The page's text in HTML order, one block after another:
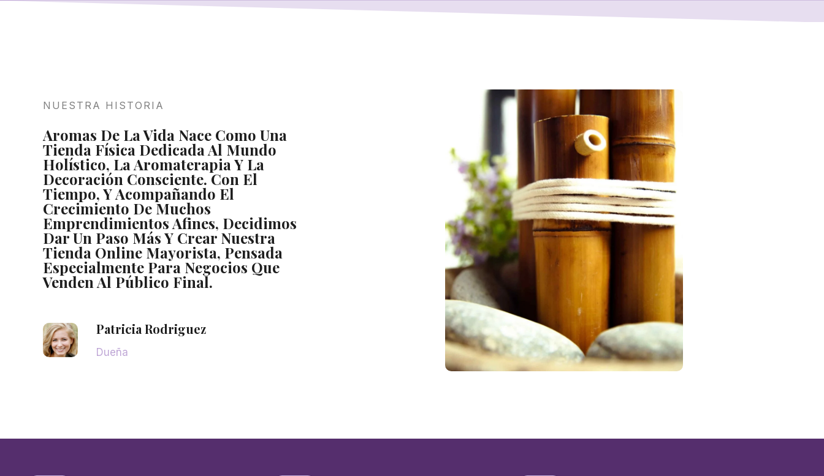
NUESTRA HISTORIA
Aromas De La Vida Nace Como Una
Tienda Física Dedicada Al Mundo
Holístico, La Aromaterapia Y La
Decoración Consciente. Con El
Tiempo, Y Acompañando El
Crecimiento De Muchos
Emprendimientos Afines, Decidimos
Dar Un Paso Más Y Crear Nuestra
Tienda Online Mayorista, Pensada
Especialmente Para Negocios Que
Venden Al Público Final.
Patricia Rodriguez
Dueña